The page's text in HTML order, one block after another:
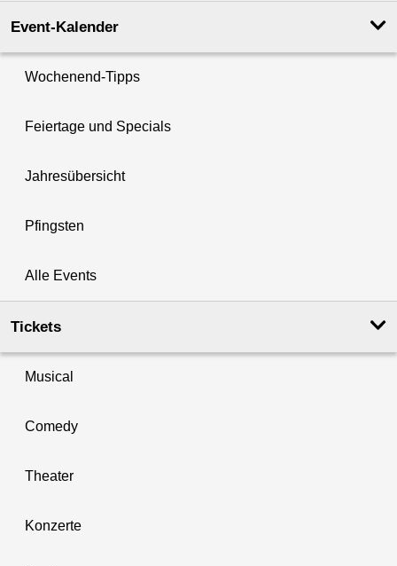
Event-Kalender
Wochenend-Tipps
Feiertage und Specials
Jahresübersicht
Pfingsten
Alle Events
Tickets
Musical
Comedy
Theater
Konzerte